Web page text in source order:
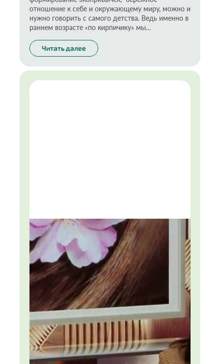
отношение к себе и окружающему миру, можно и
нужно говорить с самого детства. Ведь именно в
раннем возрасте «по кирпичику» мы
развития, формируем отношение маленького
человека к природе, своему здоровью. Усвоив
такие важные знания в детстве, ребёнок
говорить с ребёнком в рамках экопросвещения и
Читать далее